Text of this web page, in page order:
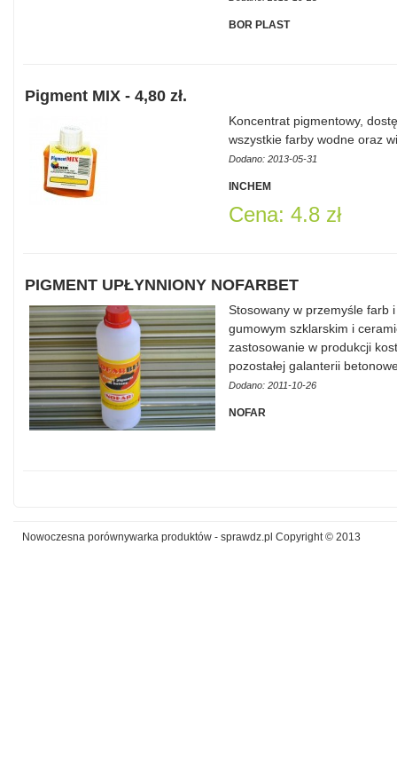
BOR PLAST
Pigment MIX - 4,80 zł.
Koncentrat pigmentowy,
wszystkie farby wodne oraz
Dodano: 2013-05-31
INCHEM
Cena: 4.8 zł
PIGMENT UPŁYNNIONY NOFARBET
Stosowany w przemyśle farb
gumowym szklarskim i
zastosowanie w produkcji
pozostałej galanterii
Dodano: 2011-10-26
NOFAR
Nowoczesna porównywarka produktów - sprawdz.pl Copyright © 2013